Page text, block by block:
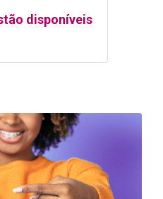
disponíveis